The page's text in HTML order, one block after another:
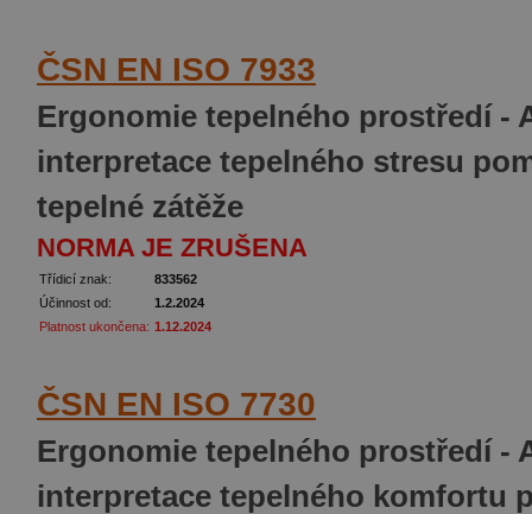
ČSN EN ISO 7933
Ergonomie tepelného prostředí -
interpretace tepelného stresu
tepelné zátěže
NORMA JE ZRUŠENA
Třídicí znak:
833562
Účinnost od:
1.2.2024
Platnost ukončena: 1.12.2024
ČSN EN ISO 7730
Ergonomie tepelného prostředí -
interpretace tepelného komfortu